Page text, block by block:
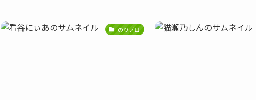
のりプロ